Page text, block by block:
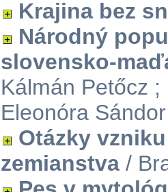
Krajina bez
Národný
slovensko-
Kálmán Petőcz
Eleonóra Sándor
Otázky
zemianstva /